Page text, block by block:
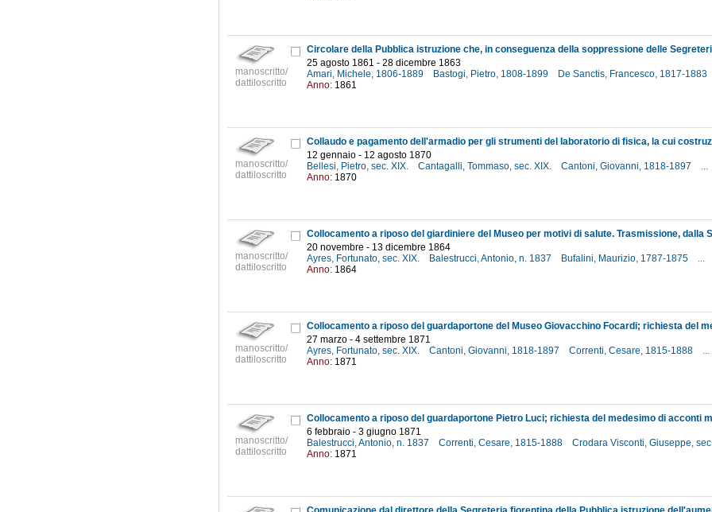
manoscritto/
dattiloscritto
25 agosto 1861 - 28 dicembre 1863
Amari, Michele, 1806-1889
Bastogi, Pietro, 1808-1899 De Sanctis, Francesco, 1817-1883
Anno: 1861
manoscritto/
dattiloscritto
12 gennaio - 12 agosto 1870
Bellesi, Pietro, sec. XIX.
Cantagalli, Tommaso, sec. XIX. Cantoni, Giovanni, 1818-1897
...
Anno: 1870
manoscritto/
dattiloscritto
20 novembre - 13 dicembre 1864
Ayres, Fortunato, sec. XIX.
Balestrucci, Antonio, n. 1837 Bufalini, Maurizio, 1787-1875
...
Anno: 1864
manoscritto/
dattiloscritto
27 marzo - 4 settembre 1871
Ayres, Fortunato, sec. XIX.
Cantoni, Giovanni, 1818-1897 Correnti, Cesare, 1815-1888
...
Anno: 1871
manoscritto/
dattiloscritto
6 febbraio - 3 giugno 1871
Balestrucci, Antonio, n. 1837
Correnti, Cesare, 1815-1888 Crodara Visconti, Giuseppe,
Anno: 1871